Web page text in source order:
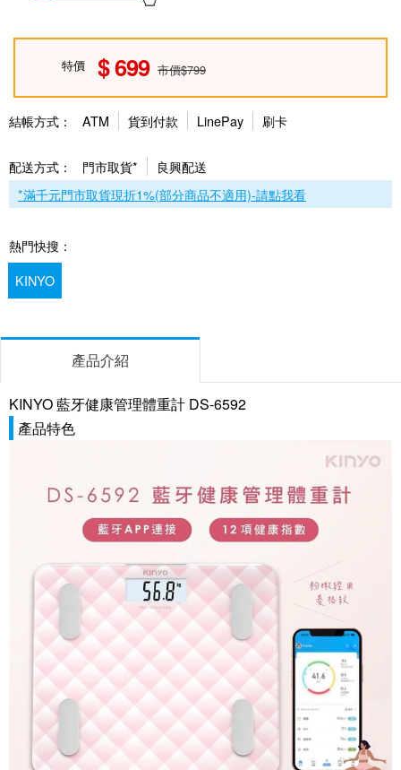
特價 699 市價$799
結帳方式： ATM 貨到付款 LinePay 刷卡
配送方式： 門市取貨*
良興配送
*滿千元門市取貨現折1%(部分商品不適用)-請點我看
熱門快搜：
KINYO
產品介紹
KINYO 藍牙健康管理體重計 DS-6592
產品特色